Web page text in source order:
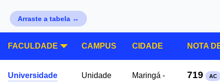
Arraste a tabela ↔
FACULDADE CAMPUS CIDADE NOTA
Universidade
Unidade
Maringá -
719 AC